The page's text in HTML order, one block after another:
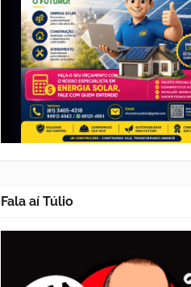
Fala aí Túlio